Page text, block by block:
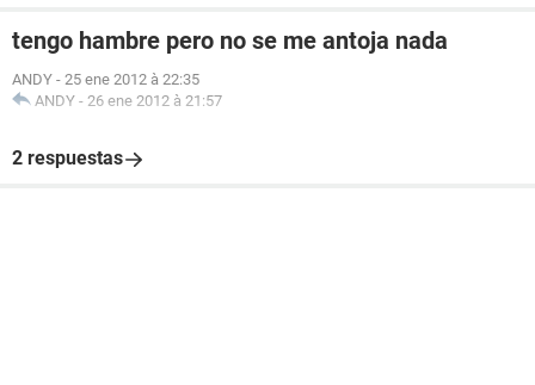
tengo hambre pero no se me antoja nada
ANDY - 25 ene 2012 à 22:35
ANDY - 26 ene 2012 à 21:57
2 respuestas